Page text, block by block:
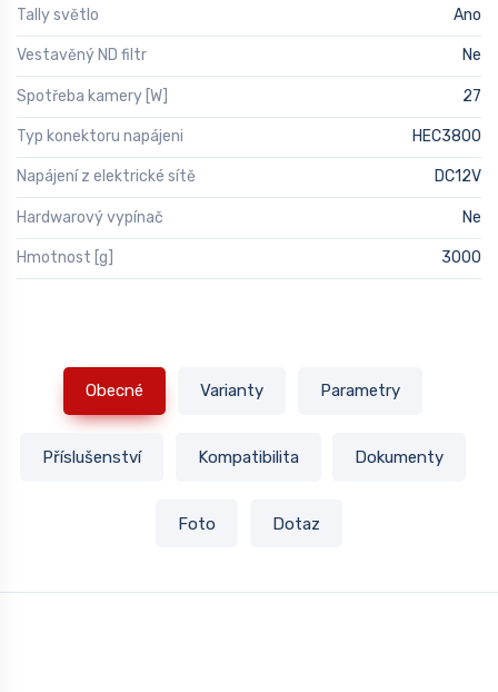
Tally světlo Ano
Vestavěný ND filtr Ne
Spotřeba kamery [W] 27
Typ konektoru napájeni HEC3800
Napájení z elektrické sítě DC12V
Hardwarový vypínač Ne
Hmotnost [g] 3000
Obecné Varianty Parametry
Příslušenství Kompatibilita Dokumenty
Foto Dotaz